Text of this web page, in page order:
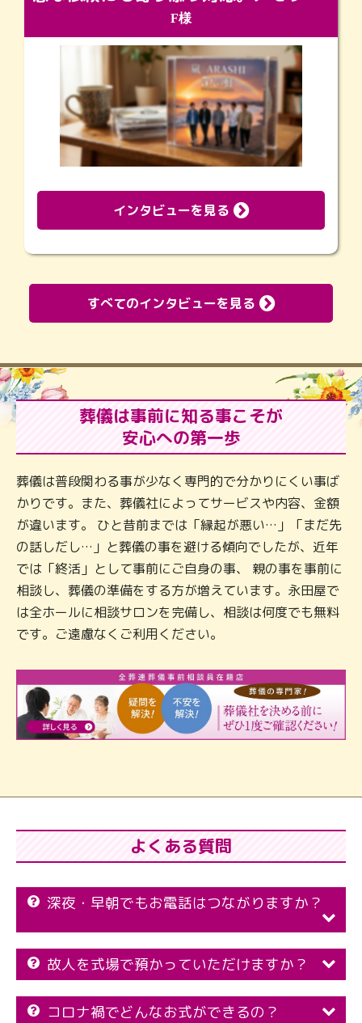
F様
インタビューを見る
すべてのインタビューを見る
葬儀は事前に知る事こそが
安心への第一歩
葬儀は普段関わる事が少なく専門的で分かりにくい事ば
かりです。また、葬儀社によってサービスや内容、金額
が違います。 ひと昔前までは「縁起が悪い…」「まだ先
の話しだし…」と葬儀の事を避ける傾向でしたが、近年
では「終活」として事前にご自身の事、 親の事を事前に
相談し、葬儀の準備をする方が増えています。永田屋で
は全ホールに相談サロンを完備し、相談は何度でも無料
です。ご遠慮なくご利用ください。
よくある質問
深夜・早朝でもお電話はつながりますか？
故人を式場で預かっていただけますか？
コロナ禍でどんなお式ができるの？